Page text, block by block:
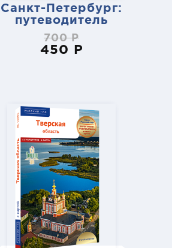
Санкт-Петербург:
путеводитель
700 Р
450 Р